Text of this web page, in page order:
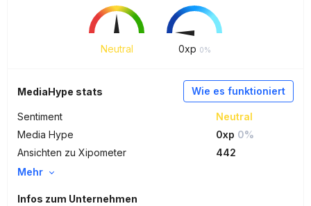
Neutral 0xp 0%
Wie es funktioniert
MediaHype stats
Sentiment
Neutral
Media Hype
0xp 0%
Ansichten zu Xipometer
442
Mehr
Infos zum Unternehmen